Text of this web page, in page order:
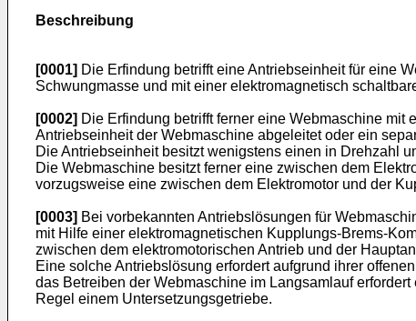
Beschreibung
[0001] Die Erfindung betrifft eine Antriebseinheit für eine
Schwungmasse und mit einer elektromagnetisch
[0002] Die Erfindung betrifft ferner eine Webmaschine
Antriebseinheit der Webmaschine abgeleitet oder ein
Die Antriebseinheit besitzt wenigstens einen in Drehzahl
Die Webmaschine besitzt ferner eine zwischen dem
vorzugsweise eine zwischen dem Elektromotor und der
[0003] Bei vorbekannten Antriebslösungen für
mit Hilfe einer elektromagnetischen Kupplungs-Brems-
zwischen dem elektromotorischen Antrieb und der
Eine solche Antriebslösung erfordert aufgrund ihrer
das Betreiben der Webmaschine im Langsamlauf
Regel einem Untersetzungsgetriebe.